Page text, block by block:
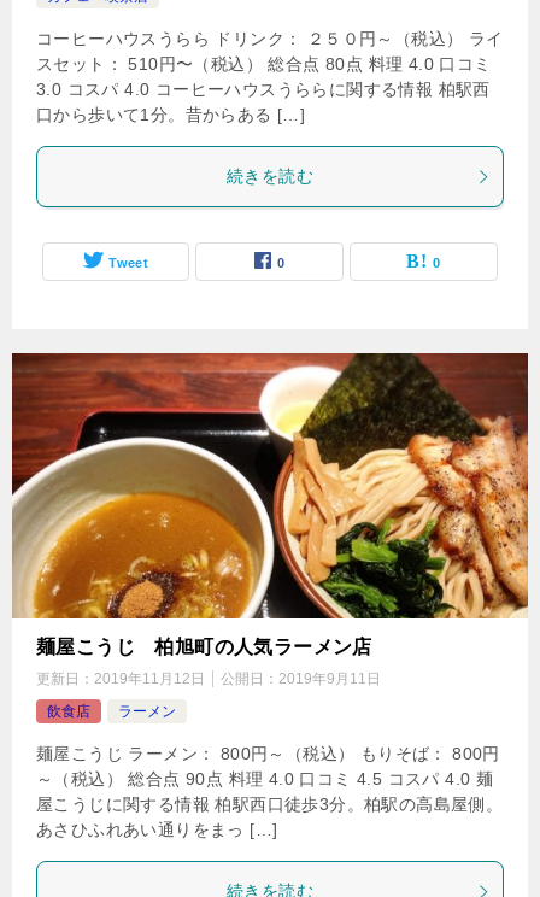
コーヒーハウスうらら ドリンク： ２５０円～（税込） ライ
スセット： 510円〜（税込） 総合点 80点 料理 4.0 口コミ
3.0 コスパ 4.0 コーヒーハウスうららに関する情報 柏駅西
口から歩いて1分。昔からある […]
続きを読む
Tweet 0 0
麺屋こうじ 柏旭町の人気ラーメン店
更新日： 2019年11月12日 公開日： 2019年9月11日
飲食店
ラーメン
麺屋こうじ ラーメン： 800円～（税込） もりそば： 800円
～（税込） 総合点 90点 料理 4.0 口コミ 4.5 コスパ 4.0 麺
屋こうじに関する情報 柏駅西口徒歩3分。柏駅の高島屋側。
あさひふれあい通りをまっ […]
続きを読む